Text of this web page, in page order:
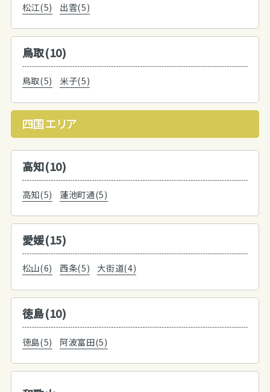
松江(5) 出雲(5)
鳥取(10)
鳥取(5) 米子(5)
四国エリア
高知(10)
高知(5) 蓮池町通(5)
愛媛(15)
松山(6) 西条(5) 大街道(4)
徳島(10)
徳島(5) 阿波富田(5)